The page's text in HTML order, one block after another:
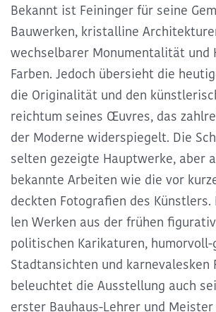
Bekannt ist Feinin­ger für seine
Bauwer­ken, kris­tal­line
wech­sel­ba­rer Monu­men­ta­li­tät und
Farben. Jedoch über­sieht die
die Origi­na­li­tät und den
reich­tum seines Œuvres, das
der Moderne wider­spie­gelt. Die
selten gezeigte Haupt­werke, aber
bekannte Arbei­ten wie die vor
deck­ten Foto­gra­fien des
len Werken aus der frühen
poli­ti­schen Kari­ka­tu­ren,
Stadt­an­sich­ten und karne­val­es­ken
beleuch­tet die Ausstel­lung auch
erster Bauhaus-Lehrer und